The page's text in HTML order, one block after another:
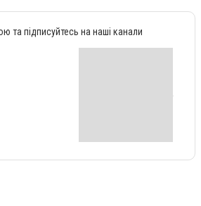
та підписуйтесь на наші канали